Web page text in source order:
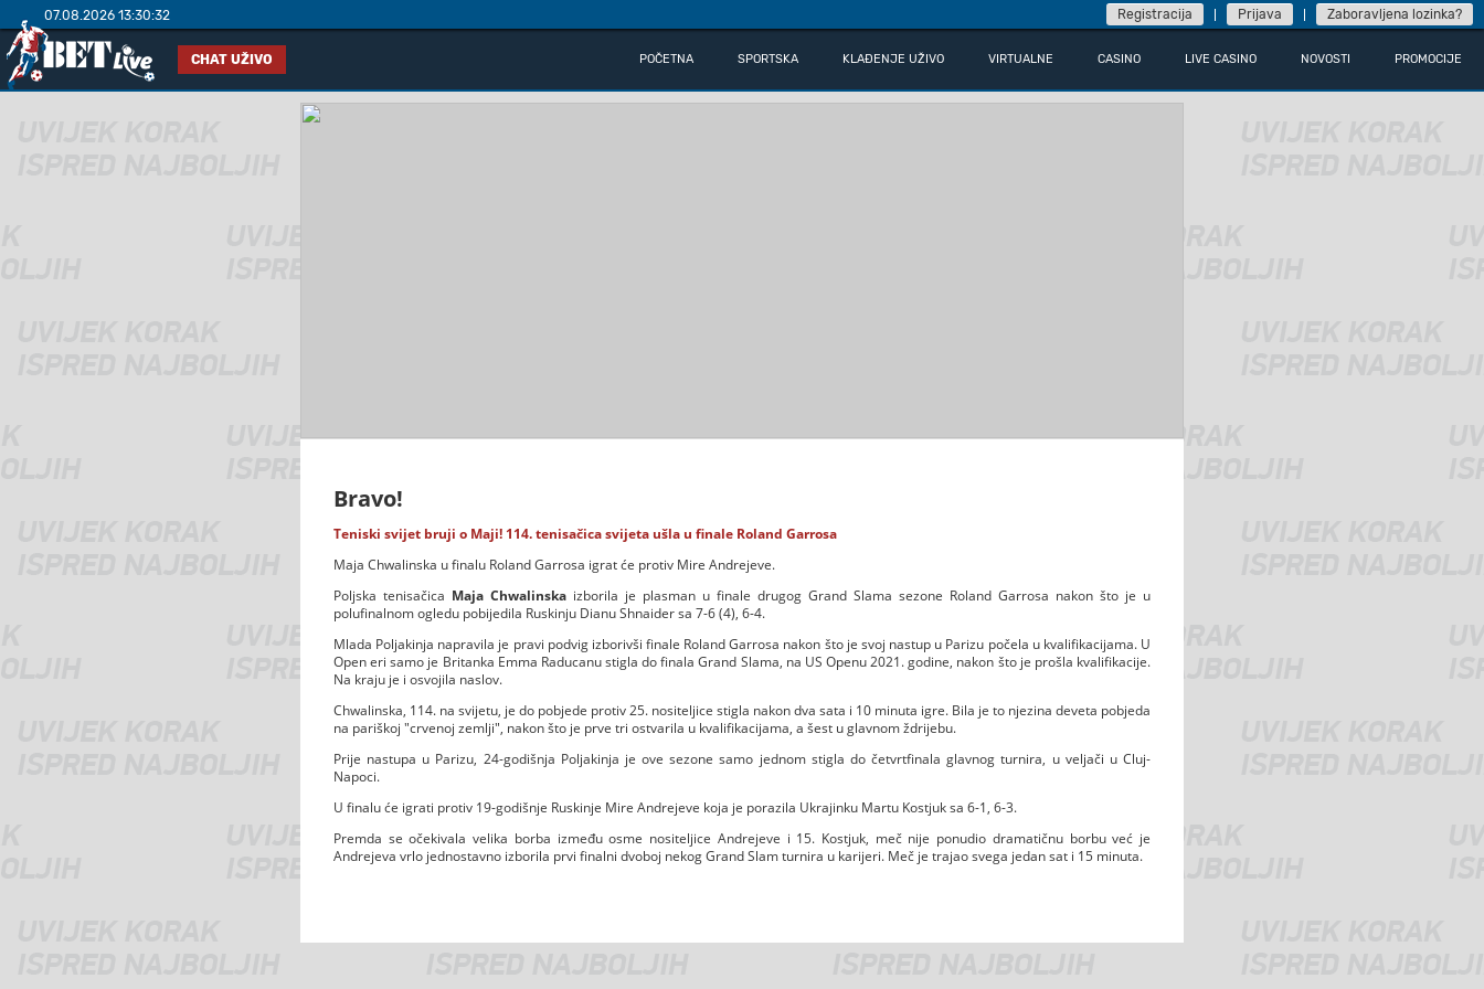
07.08.2026 13:30:32 Registracija Prijava Zaboravljena lozinka?
CHAT UŽIVO POČETNA SPORTSKA KLAĐENJE UŽIVO VIRTUALNE CASINO LIVE CASINO NOVOSTI PROMOCIJE
Bravo!
Teniski svijet bruji o Maji! 114. tenisačica svijeta ušla u finale Roland Garrosa
Maja Chwalinska u finalu Roland Garrosa igrat će protiv Mire Andrejeve.
Poljska tenisačica Maja Chwalinska izborila je plasman u finale drugog Grand Slama sezone Roland Garrosa nakon što je u
polufinalnom ogledu pobijedila Ruskinju Dianu Shnaider sa 7-6 (4), 6-4.
Mlada Poljakinja napravila je pravi podvig izborivši finale Roland Garrosa nakon što je svoj nastup u Parizu počela u kvalifikacijama. U
Open eri samo je Britanka Emma Raducanu stigla do finala Grand Slama, na US Openu 2021. godine, nakon što je prošla kvalifikacije.
Na kraju je i osvojila naslov.
Chwalinska, 114. na svijetu, je do pobjede protiv 25. nositeljice stigla nakon dva sata i 10 minuta igre. Bila je to njezina deveta pobjeda
na pariškoj "crvenoj zemlji", nakon što je prve tri ostvarila u kvalifikacijama, a šest u glavnom ždrijebu.
Prije nastupa u Parizu, 24-godišnja Poljakinja je ove sezone samo jednom stigla do četvrtfinala glavnog turnira, u veljači u Cluj-
Napoci.
U finalu će igrati protiv 19-godišnje Ruskinje Mire Andrejeve koja je porazila Ukrajinku Martu Kostjuk sa 6-1, 6-3.
Premda se očekivala velika borba između osme nositeljice Andrejeve i 15. Kostjuk, meč nije ponudio dramatičnu borbu već je
Andrejeva vrlo jednostavno izborila prvi finalni dvoboj nekog Grand Slam turnira u karijeri. Meč je trajao svega jedan sat i 15 minuta.